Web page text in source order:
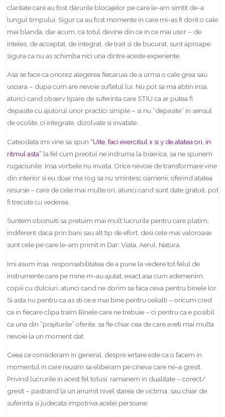
claritate care au fost darurile blocajelor pe care le-am simtit de-a
lungul timpului. Sigur ca au fost momente in care mi-as fi dorit o cale
mai blanda, dar acum, ca totul devine din ce in ce mai usor – de
inteles, de acceptat, de integrat, de trait si de bucurat, sunt aproape
sigura ca nu as schimba nici una dintre aceste experiente.
Asa se face ca onorez alegerea fiecaruia de a urma o cale grea sau
usoara – dupa cum are nevoie sufletul lui. Nu pot sa ma abtin insa,
atunci cand observ tipare de suferinta care STIU ca ar putea fi
depasite cu ajutorul unor practici simple – si nu “depasite” in sensul
de ocolite, ci integrate, dizolvate si invatate.
Cateodata imi vine sa spun “Uite, faci exercitiul x si y de atatea ori, in
ritmul asta” la fel cum preotul ne indruma la biserica, sa ne spunem
rugaciunile. Insa vorbele nu invata. Orice nevoie de transformare vine
din interior si eu doar ma rog sa nu smintesc oamenii, oferind atatea
resurse – care de cele mai multe ori, atunci cand sunt date gratuit, pot
fi trecute cu vederea.
Suntem obisnuiti sa pretuim mai mult lucrurile pentru care platim,
indiferent daca prin bani sau alt tip de efort, desi cele mai valoroase
sunt cele pe care le-am primit in Dar: Viata, Aerul, Natura.
Imi asum insa, responsabilitatea de a pune la vedere tot felul de
instrumente care pe mine m-au ajutat, exact asa cum ademenim
copiii cu dulciuri, atunci cand ne dorim sa faca ceva pentru binele lor.
Si asta nu pentru ca as sti ce e mai bine pentru ceilalti – oricum cred
ca in fiecare clipa traim Binele care ne trebuie – ci pentru ca e posibil
ca una din “prajiturile” oferite, sa fie chiar cea de care aveti mai multa
nevoie la un moment dat.
Ceea ce consideram in general, despre iertare este ca o facem in
momentul in care reusim sa eliberam pe cineva care ne-a gresit.
Privind lucrurile in acest fel totusi, ramanem in dualitate – corect/
gresit – pastrand la un anumit nivel starea de victima, sau chiar de
suferinta si judecata impotriva acelei persoane.